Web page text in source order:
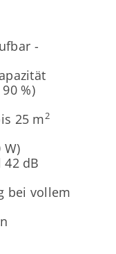
-
%)
25 m2
dB
bei vollem